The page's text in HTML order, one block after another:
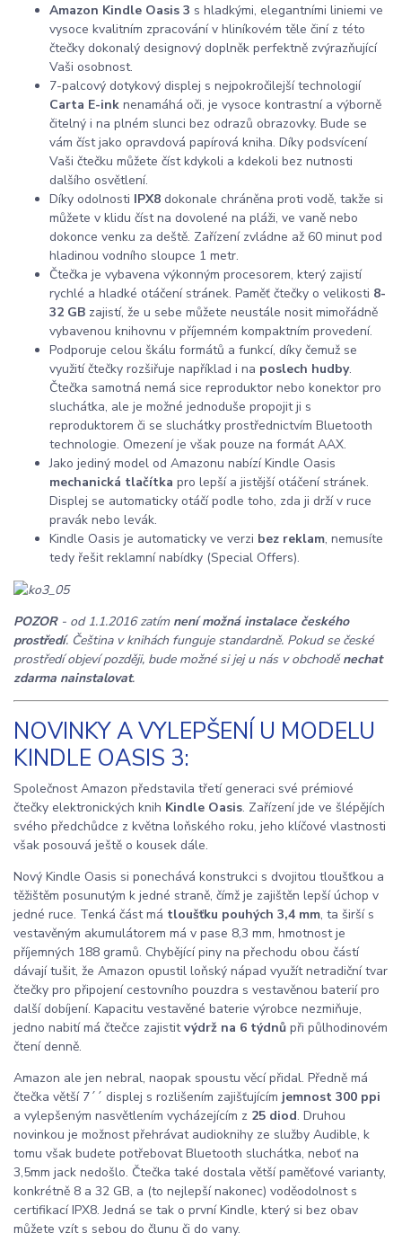
Amazon Kindle Oasis 3 s hladkými, elegantními liniemi ve
vysoce kvalitním zpracování v hliníkovém těle činí z této
čtečky dokonalý designový doplněk perfektně zvýrazňující
Vaši osobnost.
7-palcový dotykový displej s nejpokročilejší technologií
Carta E-ink nenamáhá oči, je vysoce kontrastní a výborně
čitelný i na plném slunci bez odrazů obrazovky. Bude se
vám číst jako opravdová papírová kniha. Díky podsvícení
Vaši čtečku můžete číst kdykoli a kdekoli bez nutnosti
dalšího osvětlení.
Díky odolnosti IPX8 dokonale chráněna proti vodě, takže si
můžete v klidu číst na dovolené na pláži, ve vaně nebo
dokonce venku za deště. Zařízení zvládne až 60 minut pod
hladinou vodního sloupce 1 metr.
Čtečka je vybavena výkonným procesorem, který zajistí
rychlé a hladké otáčení stránek. Paměť čtečky o velikosti 8-
32 GB zajistí, že u sebe můžete neustále nosit mimořádně
vybavenou knihovnu v příjemném kompaktním provedení.
Podporuje celou škálu formátů a funkcí, díky čemuž se
využití čtečky rozšiřuje například i na poslech hudby.
Čtečka samotná nemá sice reproduktor nebo konektor pro
sluchátka, ale je možné jednoduše propojit ji s
reproduktorem či se sluchátky prostřednictvím Bluetooth
technologie. Omezení je však pouze na formát AAX.
Jako jediný model od Amazonu nabízí Kindle Oasis
mechanická tlačítka pro lepší a jistější otáčení stránek.
Displej se automaticky otáčí podle toho, zda ji drží v ruce
pravák nebo levák.
Kindle Oasis je automaticky ve verzi bez reklam, nemusíte
tedy řešit reklamní nabídky (Special Offers).
POZOR- od 1.1.2016 zatím není možná instalace českého
prostředí. Čeština v knihách funguje standardně. Pokud se české
prostředí objeví později, bude možné si jej u nás v obchoděnechat
zdarma nainstalovat.
NOVINKY A VYLEPŠENÍ U MODELU
KINDLE OASIS 3:
Společnost Amazon představila třetí generaci své prémiové
čtečky elektronických knih Kindle Oasis. Zařízení jde ve šlépějích
svého předchůdce z května loňského roku, jeho klíčové vlastnosti
však posouvá ještě o kousek dále.
Nový Kindle Oasis si ponechává konstrukci s dvojitou tloušťkou a
těžištěm posunutým k jedné straně, čímž je zajištěn lepší úchop v
jedné ruce. Tenká část má tloušťku pouhých 3,4 mm, ta širší s
vestavěným akumulátorem má v pase 8,3 mm, hmotnost je
příjemných 188 gramů. Chybějící piny na přechodu obou částí
dávají tušit, že Amazon opustil loňský nápad využít netradiční tvar
čtečky pro připojení cestovního pouzdra s vestavěnou baterií pro
další dobíjení. Kapacitu vestavěné baterie výrobce nezmiňuje,
jedno nabití má čtečce zajistitvýdrž na 6 týdnů při půlhodinovém
čtení denně.
Amazon ale jen nebral, naopak spoustu věcí přidal. Předně má
čtečka větší 7´´ displej s rozlišením zajišťujícím jemnost 300 ppi
a vylepšeným nasvětlením vycházejícím z 25 diod. Druhou
novinkou je možnost přehrávat audioknihy ze služby Audible, k
tomu však budete potřebovat Bluetooth sluchátka, neboť na
3,5mm jack nedošlo. Čtečka také dostala větší paměťové varianty,
konkrétně 8 a 32 GB, a (to nejlepší nakonec) voděodolnost s
certifikací IPX8. Jedná se tak o první Kindle, který si bez obav
můžete vzít s sebou do člunu či do vany.